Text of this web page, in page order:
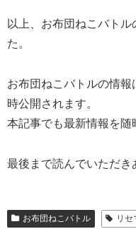
以上、お布団ねこバト
た。
お布団ねこバトルの情
時公開されます。
本記事でも最新情報を随
最後まで読んでいただき
お布団ねこバトル リセ